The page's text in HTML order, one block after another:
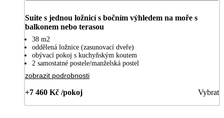
Suite s jednou ložnicí s bočním výhledem na moře s
balkonem nebo terasou
38 m2
oddělená ložnice (zasunovací dveře)
obývací pokoj s kuchyňským koutem
2 samostatné postele/manželská postel
zobrazit podrobnosti
+7 460 Kč /pokoj Vybrat